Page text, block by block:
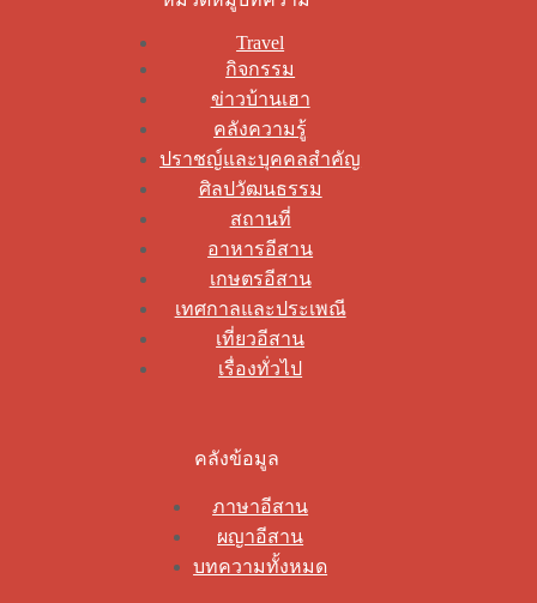
Travel
กิจกรรม
ข่าวบ้านเฮา
คลังความรู้
ปราชญ์และบุคคลสำคัญ
ศิลปวัฒนธรรม
สถานที่
อาหารอีสาน
เกษตรอีสาน
เทศกาลและประเพณี
เที่ยวอีสาน
เรื่องทั่วไป
คลังข้อมูล
ภาษาอีสาน
ผญาอีสาน
บทความทั้งหมด